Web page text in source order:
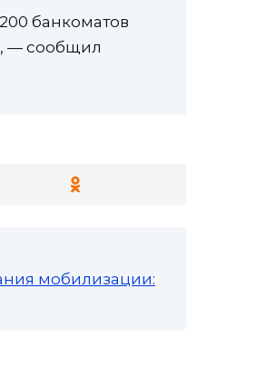
банкоматов
— сообщил
мобилизации: